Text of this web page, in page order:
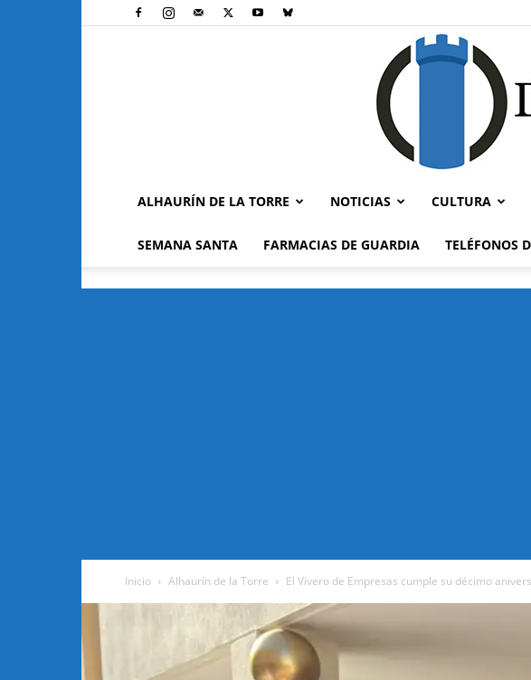
ALHAURÍN DE LA TORRE NOTICIAS CULTURA
SEMANA SANTA FARMACIAS DE GUARDIA TELÉFONOS
Inicio Alhaurín de la Torre El Vivero de Empresas cumple su décimo